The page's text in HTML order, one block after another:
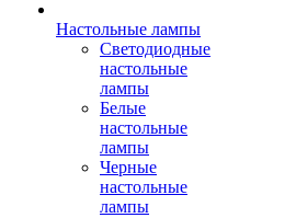
Настольные лампы
Светодиодные
настольные
лампы
Белые
настольные
лампы
Черные
настольные
лампы